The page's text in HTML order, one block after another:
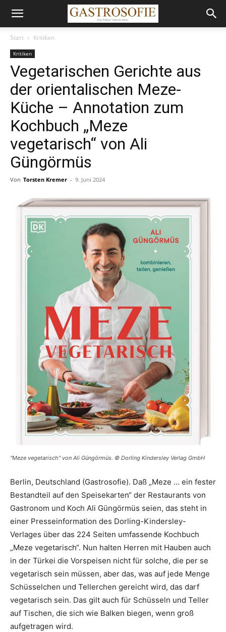
Start Kritiken
Kritiken
Vegetarischen Gerichte aus
der orientalischen Meze-
Küche – Annotation zum
Kochbuch „Meze
vegetarisch“ von Ali
Güngörmüs
Von Torsten Kremer - 9. Juni 2024
"Meze vegetarisch" von Ali Güngörmüs. © Dorling Kindersley Verlag GmbH
Berlin, Deutschland (Gastrosofie). Daß „Meze … ein fester
Bestandteil auf den Speisekarten“ der Restaurants von
Gastronom und Koch Ali Güngörmüs seien, das steht in
einer Presseinformation des Dorling-Kindersley-
Verlages über das 224 Seiten umfassende Kochbuch
„Meze vegetarisch“. Nun halten Herren mit Hauben auch
in der Türkei die Vorspeisen nicht für solche, die per se
vegetarisch sein müssen, aber das, was auf jede Menge
Schüsselchen und Tellerchen gereicht wird, das darf
vegetarisch sein. Das gilt auch für Schüsseln und Teller
auf Tischen, die sich wie Balken biegen, wenn groß
aufgetragen wird.